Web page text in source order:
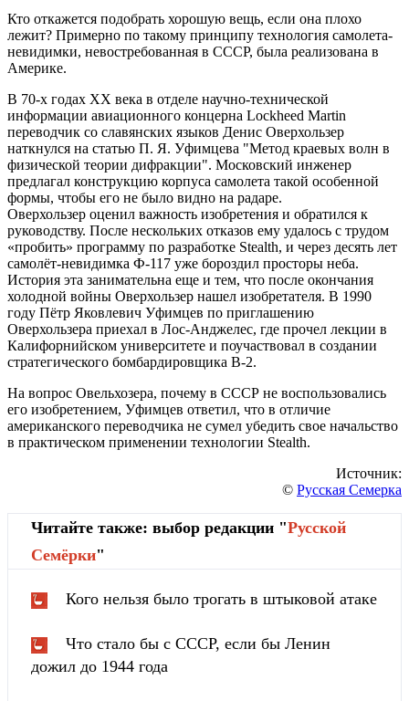
Кто откажется подобрать хорошую вещь, если она плохо
лежит? Примерно по такому принципу технология самолета-
невидимки, невостребованная в СССР, была реализована в
Америке.
В 70-х годах ХХ века в отделе научно-технической
информации авиационного концерна Lockheed Martin
переводчик со славянских языков Денис Оверхользер
наткнулся на статью П. Я. Уфимцева "Метод краевых волн в
физической теории дифракции". Московский инженер
предлагал конструкцию корпуса самолета такой особенной
формы, чтобы его не было видно на радаре.
Оверхользер оценил важность изобретения и обратился к
руководству. После нескольких отказов ему удалось с трудом
«пробить» программу по разработке Stealth, и через десять лет
самолёт-невидимка Ф-117 уже бороздил просторы неба.
История эта занимательна еще и тем, что после окончания
холодной войны Оверхользер нашел изобретателя. В 1990
году Пётр Яковлевич Уфимцев по приглашению
Оверхользера приехал в Лос-Анджелес, где прочел лекции в
Калифорнийском университете и поучаствовал в создании
стратегического бомбардировщика B-2.
На вопрос Овельхозера, почему в СССР не воспользовались
его изобретением, Уфимцев ответил, что в отличие
американского переводчика не сумел убедить свое начальство
в практическом применении технологии Stealth.
Источник:
© Русская Семерка
Читайте также: выбор редакции "Русской
Cемёрки"
Кого нельзя было трогать в штыковой атаке
Что стало бы с СССР, если бы Ленин
дожил до 1944 года